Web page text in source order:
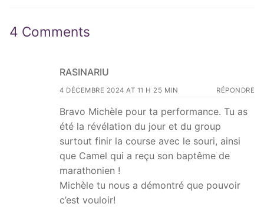
4 Comments
RASINARIU
4 DÉCEMBRE 2024 AT 11 H 25 MIN RÉPONDRE
Bravo Michèle pour ta performance. Tu as
été la révélation du jour et du group
surtout finir la course avec le souri, ainsi
que Camel qui a reçu son baptême de
marathonien !
Michèle tu nous a démontré que pouvoir
c’est vouloir!